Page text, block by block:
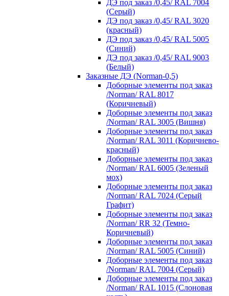
ДЭ под заказ /0,45/ RAL 7004
(Серый)
ДЭ под заказ /0,45/ RAL 3020
(красный)
ДЭ под заказ /0,45/ RAL 5005
(Синий)
ДЭ под заказ /0,45/ RAL 9003
(Белый)
Заказные ДЭ (Norman-0,5)
Доборные элементы под заказ
/Norman/ RAL 8017
(Коричневый)
Доборные элементы под заказ
/Norman/ RAL 3005 (Вишня)
Доборные элементы под заказ
/Norman/ RAL 3011 (Коричнево-
красный)
Доборные элементы под заказ
/Norman/ RAL 6005 (Зеленый
мох)
Доборные элементы под заказ
/Norman/ RAL 7024 (Серый
Графит)
Доборные элементы под заказ
/Norman/ RR 32 (Темно-
Коричневый)
Доборные элементы под заказ
/Norman/ RAL 5005 (Синий)
Доборные элементы под заказ
/Norman/ RAL 7004 (Серый)
Доборные элементы под заказ
/Norman/ RAL 1015 (Слоновая